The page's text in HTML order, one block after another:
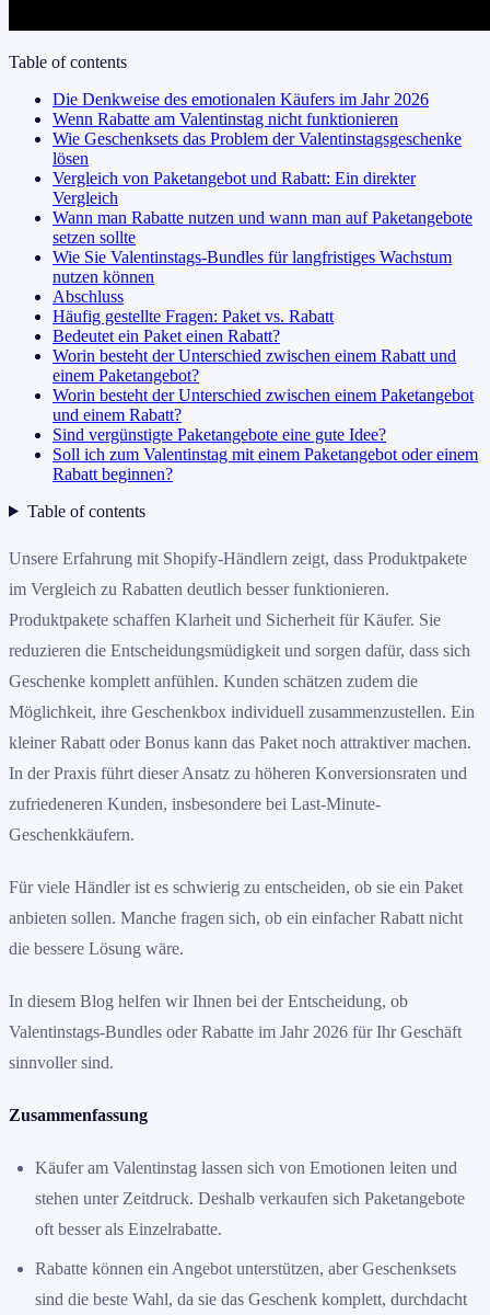
Table of contents
Die Denkweise des emotionalen Käufers im Jahr 2026
Wenn Rabatte am Valentinstag nicht funktionieren
Wie Geschenksets das Problem der Valentinstagsgeschenke
lösen
Vergleich von Paketangebot und Rabatt: Ein direkter
Vergleich
Wann man Rabatte nutzen und wann man auf Paketangebote
setzen sollte
Wie Sie Valentinstags-Bundles für langfristiges Wachstum
nutzen können
Abschluss
Häufig gestellte Fragen: Paket vs. Rabatt
Bedeutet ein Paket einen Rabatt?
Worin besteht der Unterschied zwischen einem Rabatt und
einem Paketangebot?
Worin besteht der Unterschied zwischen einem Paketangebot
und einem Rabatt?
Sind vergünstigte Paketangebote eine gute Idee?
Soll ich zum Valentinstag mit einem Paketangebot oder einem
Rabatt beginnen?
Table of contents
Unsere Erfahrung mit Shopify-Händlern zeigt, dass Produktpakete
im Vergleich zu Rabatten deutlich besser funktionieren.
Produktpakete schaffen Klarheit und Sicherheit für Käufer. Sie
reduzieren die Entscheidungsmüdigkeit und sorgen dafür, dass sich
Geschenke komplett anfühlen. Kunden schätzen zudem die
Möglichkeit, ihre Geschenkbox individuell zusammenzustellen. Ein
kleiner Rabatt oder Bonus kann das Paket noch attraktiver machen.
In der Praxis führt dieser Ansatz zu höheren Konversionsraten und
zufriedeneren Kunden, insbesondere bei Last-Minute-
Geschenkkäufern.
Für viele Händler ist es schwierig zu entscheiden, ob sie ein Paket
anbieten sollen. Manche fragen sich, ob ein einfacher Rabatt nicht
die bessere Lösung wäre.
In diesem Blog helfen wir Ihnen bei der Entscheidung, ob
Valentinstags-Bundles oder Rabatte im Jahr 2026 für Ihr Geschäft
sinnvoller sind.
Zusammenfassung
Käufer am Valentinstag lassen sich von Emotionen leiten und
stehen unter Zeitdruck. Deshalb verkaufen sich Paketangebote
oft besser als Einzelrabatte.
Rabatte können ein Angebot unterstützen, aber Geschenksets
sind die beste Wahl, da sie das Geschenk komplett, durchdacht